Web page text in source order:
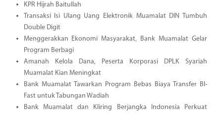
KPR Hijrah Baitullah
Transaksi Isi Ulang Uang Elektronik Muamalat DIN Tumbuh
Double Digit
Menggerakkan Ekonomi Masyarakat, Bank Muamalat Gelar
Program Berbagi
Amanah Kelola Dana, Peserta Korporasi DPLK Syariah
Muamalat Kian Meningkat
Bank Muamalat Tawarkan Program Bebas Biaya Transfer BI-
Fast untuk Tabungan Wadiah
Bank Muamalat dan Kliring Berjangka Indonesia Perkuat